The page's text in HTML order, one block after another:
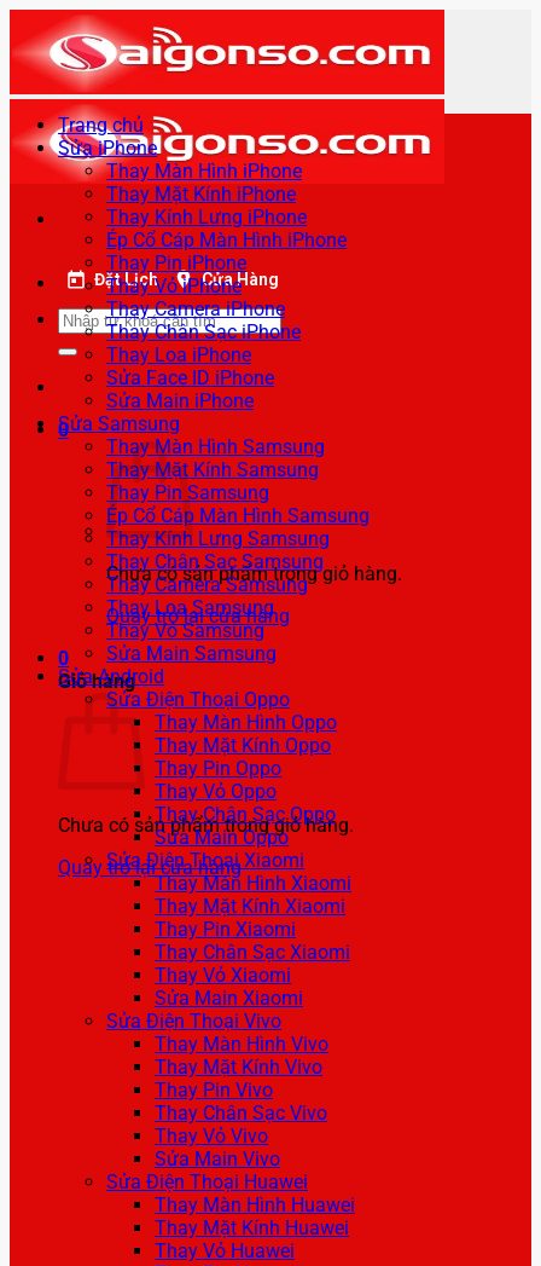
qua
nội
dung
Đặt Lịch Cửa Hàng
Tìm
kiếm:
0
Chưa có sản phẩm trong giỏ hàng.
Quay trở lại cửa hàng
0
Giỏ hàng
Chưa có sản phẩm trong giỏ hàng.
Quay trở lại cửa hàng
Trang chủ
Sửa iPhone
Thay Màn Hình iPhone
Thay Mặt Kính iPhone
Thay Kính Lưng iPhone
Ép Cổ Cáp Màn Hình iPhone
Thay Pin iPhone
Thay Vỏ iPhone
Thay Camera iPhone
Thay Chân Sạc iPhone
Thay Loa iPhone
Sửa Face ID iPhone
Sửa Main iPhone
Sửa Samsung
Thay Màn Hình Samsung
Thay Mặt Kính Samsung
Thay Pin Samsung
Ép Cổ Cáp Màn Hình Samsung
Thay Kính Lưng Samsung
Thay Chân Sạc Samsung
Thay Camera Samsung
Thay Loa Samsung
Thay Vỏ Samsung
Sửa Main Samsung
Sửa Android
Sửa Điện Thoại Oppo
Thay Màn Hình Oppo
Thay Mặt Kính Oppo
Thay Pin Oppo
Thay Vỏ Oppo
Thay Chân Sạc Oppo
Sửa Main Oppo
Sửa Điện Thoại Xiaomi
Thay Màn Hình Xiaomi
Thay Mặt Kính Xiaomi
Thay Pin Xiaomi
Thay Chân Sạc Xiaomi
Thay Vỏ Xiaomi
Sửa Main Xiaomi
Sửa Điện Thoại Vivo
Thay Màn Hình Vivo
Thay Mặt Kính Vivo
Thay Pin Vivo
Thay Chân Sạc Vivo
Thay Vỏ Vivo
Sửa Main Vivo
Sửa Điện Thoại Huawei
Thay Màn Hình Huawei
Thay Mặt Kính Huawei
Thay Vỏ Huawei